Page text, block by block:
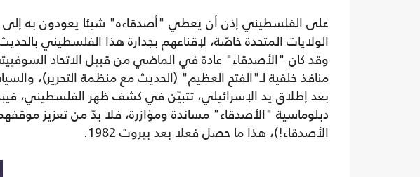
على الفلسطيني إذن أن يعطي "أصدقاءه" شيئا يعودون به
الولايات المتحدة خاصّة، لإقناعهم بجدارة هذا الفلسطيني
وقد كان "الأصدقاء" عادة في الماضي من قبيل الاتحاد
منافذ خلفية لـ"الفتح العظيم" (الحديث مع منظمة التحرير)،
بعد إطلاق يد الإسرائيلي، تتبيّن في كشف ظهر الفلسطيني،
دبلوماسية "الأصدقاء" مساندة ومؤازرة، فلا بدّ من تعزيز
الأصدقاء!)، هذا ما حصل فعلا بعد بيروت 1982.